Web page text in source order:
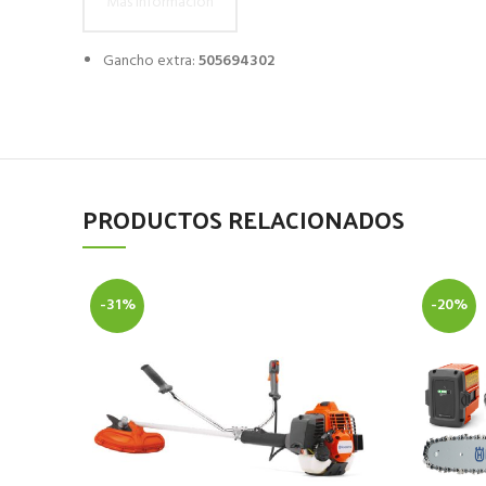
Gancho extra:505694302
PRODUCTOS RELACIONADOS
-31% -20%